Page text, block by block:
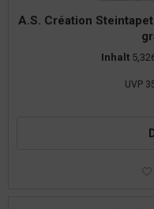
A.S. Création
Inhalt
UVP